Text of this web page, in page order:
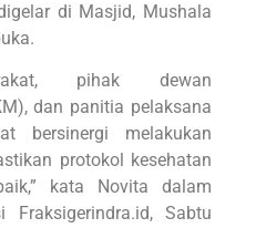
di Masjid, Mushala
pihak dewan
dan panitia pelaksana
bersinergi melakukan
protokol kesehatan
kata Novita dalam
Fraksigerindra.id, Sabtu